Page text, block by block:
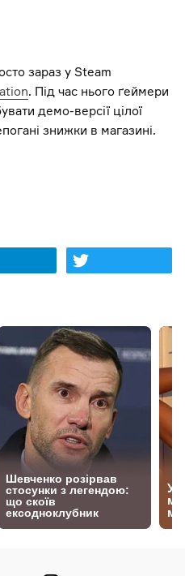
зараз у Steam
. Під час нього ґеймери
демо-версії цілої
знижки в магазині.